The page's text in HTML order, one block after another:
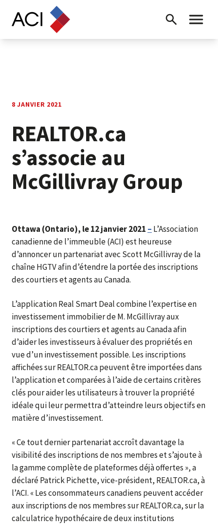
Skip to content
Recherche
Menu
8 JANVIER 2021
REALTOR.ca
s’associe au
McGillivray Group
Ottawa (Ontario), le 12 janvier 2021 – L’Association
canadienne de l’immeuble (ACI) est heureuse
d’annoncer un partenariat avec Scott McGillivray de la
chaîne HGTV afin d’étendre la portée des inscriptions
des courtiers et agents au Canada.
L’application Real Smart Deal combine l’expertise en
investissement immobilier de M. McGillivray aux
inscriptions des courtiers et agents au Canada afin
d’aider les investisseurs à évaluer des propriétés en
vue d’un investissement possible. Les inscriptions
affichées sur REALTOR.ca peuvent être importées dans
l’application et comparées à l’aide de certains critères
clés pour aider les utilisateurs à trouver la propriété
idéale qui leur permettra d’atteindre leurs objectifs en
matière d’investissement.
« Ce tout dernier partenariat accroît davantage la
visibilité des inscriptions de nos membres et s’ajoute à
la gamme complète de plateformes déjà offertes », a
déclaré Patrick Pichette, vice-président, REALTOR.ca, à
l’ACI. « Les consommateurs canadiens peuvent accéder
aux inscriptions de nos membres sur REALTOR.ca, sur la
calculatrice hypothécaire de deux institutions